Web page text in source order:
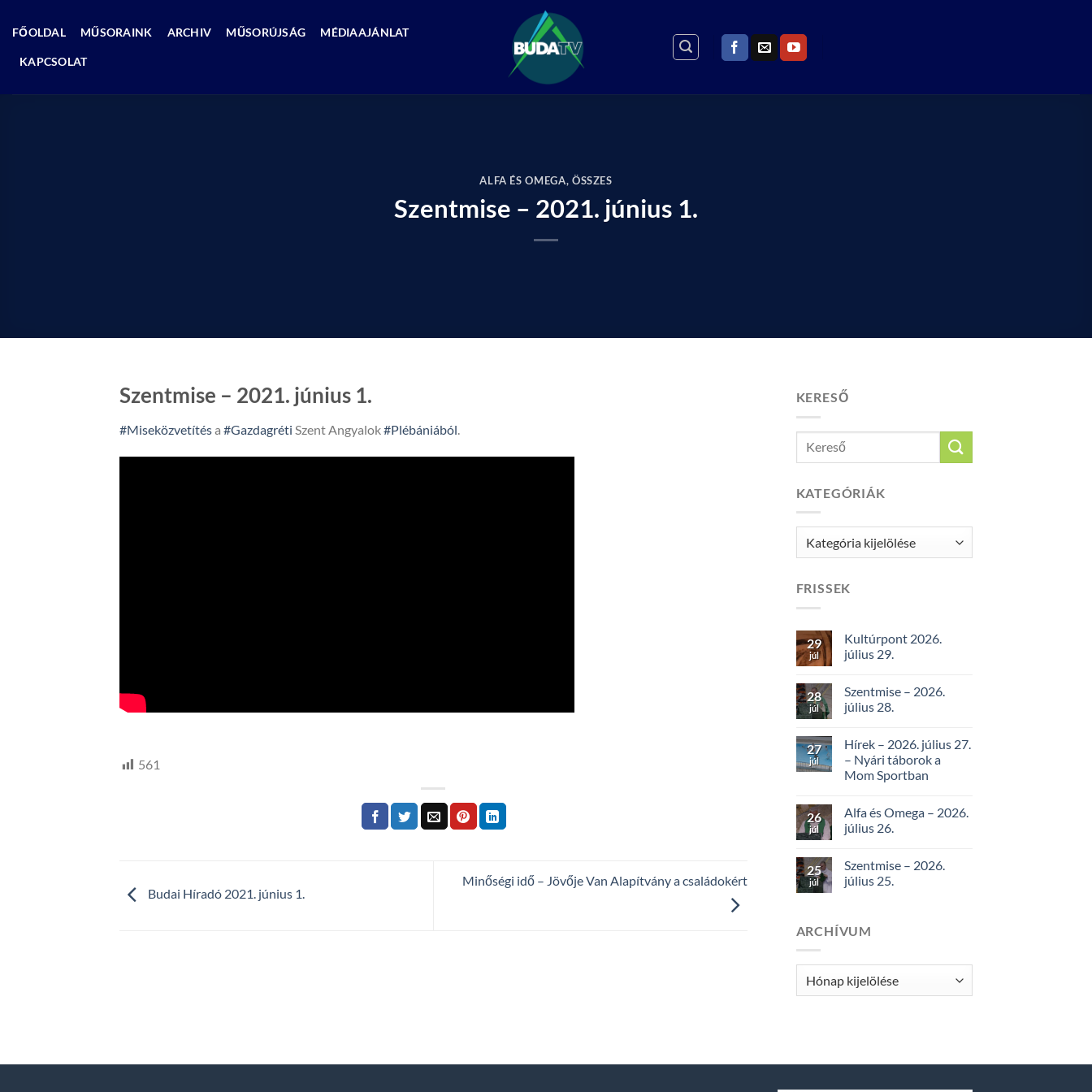
FŐOLDAL MŰSORAINK ARCHIV MŰSORÚJSÁG MÉDIAAJÁNLAT
KAPCSOLAT
ALFA ÉS OMEGA, ÖSSZES
Szentmise – 2021. június 1.
Szentmise – 2021. június 1.
#Miseközvetítésa #Gazdagréti Szent Angyalok#Plébániából
561
Budai Híradó 2021. június 1.
Minőségi idő – Jövője Van Alapítvány a családokért
KERESŐ
KATEGÓRIÁK
Kategóriák
FRISSEK
29
júl
Kultúrpont 2026.
július 29.
28
júl
Szentmise – 2026.
július 28.
27
júl
Hírek – 2026. július 27.
– Nyári táborok a
Mom Sportban
26
júl
Alfa és Omega – 2026.
július 26.
25
júl
Szentmise – 2026.
július 25.
ARCHÍVUM
Archívum